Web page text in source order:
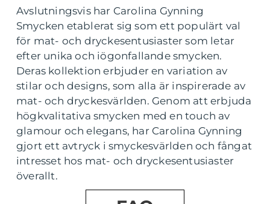
Avslutningsvis har Carolina Gynning
Smycken etablerat sig som ett populärt val
för mat- och dryckesentusiaster som letar
efter unika och iögonfallande smycken.
Deras kollektion erbjuder en variation av
stilar och designs, som alla är inspirerade av
mat- och dryckesvärlden. Genom att erbjuda
högkvalitativa smycken med en touch av
glamour och elegans, har Carolina Gynning
gjort ett avtryck i smyckesvärlden och fångat
intresset hos mat- och dryckesentusiaster
överallt.